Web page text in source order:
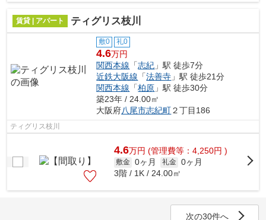
賃貸 | アパート ティグリス枝川
敷0 礼0
4.6万円
関西本線 「志紀 」駅 徒歩7分
近鉄大阪線 「法善寺 」駅 徒歩21分
関西本線 「柏原 」駅 徒歩30分
築23年 / 24.00㎡
大阪府八尾市志紀町２丁目186
ティグリス枝川
4.6万円 (管理費等：4,250円 )
敷金 0ヶ月 礼金 0ヶ月
3階 / 1K / 24.00㎡
次の30件へ